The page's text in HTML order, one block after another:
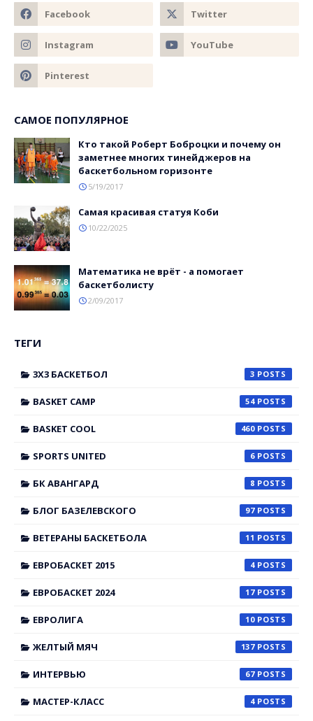
САМОЕ ПОПУЛЯРНОЕ
Кто такой Роберт Боброцки и почему он
заметнее многих тинейджеров на
баскетбольном горизонте
5/19/2017
Самая красивая статуя Коби
10/22/2025
Математика не врёт - а помогает
баскетболисту
2/09/2017
ТЕГИ
3X3 БАСКЕТБОЛ 3
BASKET CAMP 54
BASKET COOL 460
SPORTS UNITED 6
БК АВАНГАРД 8
БЛОГ БАЗЕЛЕВСКОГО 97
ВЕТЕРАНЫ БАСКЕТБОЛА 11
ЕВРОБАСКЕТ 2015 4
ЕВРОБАСКЕТ 2024 17
ЕВРОЛИГА 10
ЖЕЛТЫЙ МЯЧ 137
ИНТЕРВЬЮ 67
МАСТЕР-КЛАСС 4